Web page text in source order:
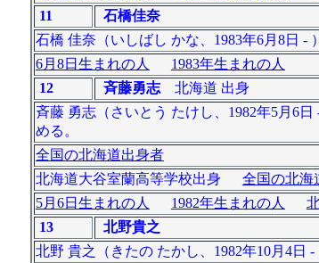
11
石橋佳奈
石橋 佳奈（いしばし かな、1983年6月8日 -
6月8日生まれの人
1983年生まれの人
12
斉藤勇志北海道 出身
斉藤 勇志（さいとう たけし、1982年5月6
める。
全国の北海道出身者
北海道大谷室蘭高等学校出身 全国の北海
5月6日生まれの人
1982年生まれの人
13
北野貴之
北野 貴之（きたの たかし、1982年10月4日